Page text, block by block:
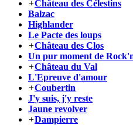
+Château des Célestins
Balzac
Highlander
Le Pacte des loups
+Château des Clos
Un pur moment de
+Château du Val
L'Epreuve d'amour
+Coubertin
J'y suis, j'y reste
Jaune revolver
+Dampierre